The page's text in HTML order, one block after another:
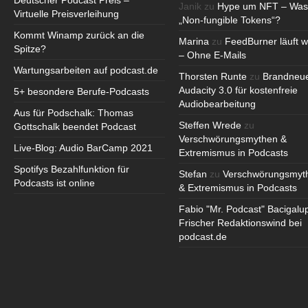
Virtuelle Preisverleihung
Kommt Winamp zurück an die
Spitze?
Wartungsarbeiten auf podcast.de
5+ besondere Berufe-Podcasts
Aus für Podschalk: Thomas
Gottschalk beendet Podcast
Live-Blog: Audio BarCamp 2021
Spotifys Bezahlfunktion für
Podcasts ist online
Janik zu Hype um NFT –
„Non-fungible Tokens“?
Marina zu FeedBurner läuft
– Ohne E-Mails
Thorsten Runte zu
Audacity 3.0 für kostenfreie
Audiobearbeitung
Steffen Wrede zu
Verschwörungsmythen &
Extremismus in Podcasts
Stefan zu
& Extremismus in Podcasts
Fabio "Mr. Podcast"
Frischer Redaktionswind bei
podcast.de